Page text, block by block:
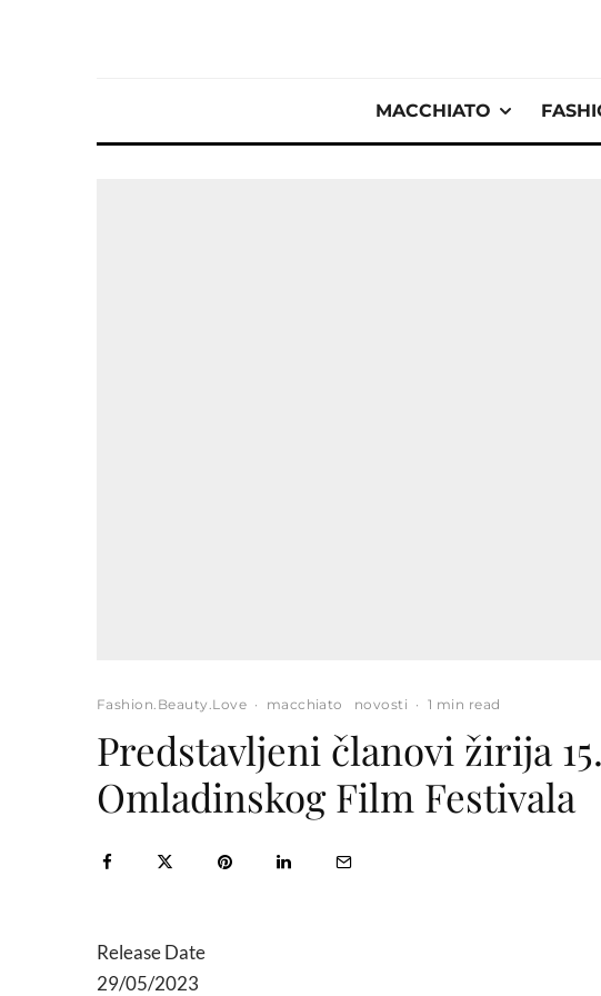
MACCHIATO
Fashion.Beauty.Love · macchiato novosti · 1 min read
Predstavljeni članovi žirija
Omladinskog Film Festivala
Release Date
29/05/2023